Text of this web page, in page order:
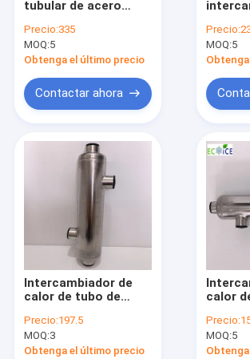
Intercambiador de calor de tubo de
Intercambiador de calor de concha y
cambiador de calor soldado de la placa
Máquina de hielo de la mezcla
Máquina de hielo de placa
máquina de la trituradora de hielo
Máquinas para el procesamiento de
Crio congelador y congelador UTL y
Refrigerador de agua
tubular de acero
concha y tubo para
piscina para
calefacción rápida
Precio:335
MOQ:5
Obtenga el último precio
Contactar ahora
calidad
Precio:
MOQ:5
Intercambiador de
calor de tubo de
suministro de
fábrica,
intercambiador de
Precio:197.5
MOQ:3
Obtenga el último precio
calor
alta
piscina
de
Precio:
MOQ:5